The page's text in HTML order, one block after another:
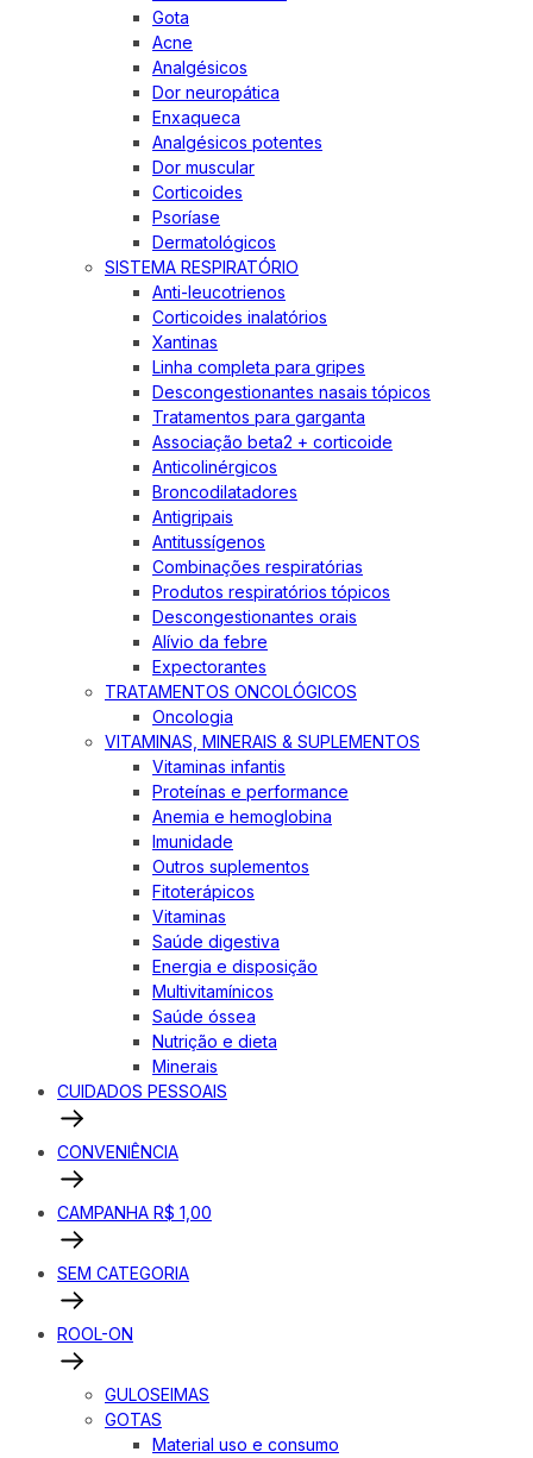
Gota
Acne
Analgésicos
Dor neuropática
Enxaqueca
Analgésicos potentes
Dor muscular
Corticoides
Psoríase
Dermatológicos
SISTEMA RESPIRATÓRIO
Anti-leucotrienos
Corticoides inalatórios
Xantinas
Linha completa para gripes
Descongestionantes nasais tópicos
Tratamentos para garganta
Associação beta2 + corticoide
Anticolinérgicos
Broncodilatadores
Antigripais
Antitussígenos
Combinações respiratórias
Produtos respiratórios tópicos
Descongestionantes orais
Alívio da febre
Expectorantes
TRATAMENTOS ONCOLÓGICOS
Oncologia
VITAMINAS, MINERAIS & SUPLEMENTOS
Vitaminas infantis
Proteínas e performance
Anemia e hemoglobina
Imunidade
Outros suplementos
Fitoterápicos
Vitaminas
Saúde digestiva
Energia e disposição
Multivitamínicos
Saúde óssea
Nutrição e dieta
Minerais
CUIDADOS PESSOAIS
CONVENIÊNCIA
CAMPANHA R$ 1,00
SEM CATEGORIA
ROOL-ON
GULOSEIMAS
GOTAS
Material uso e consumo